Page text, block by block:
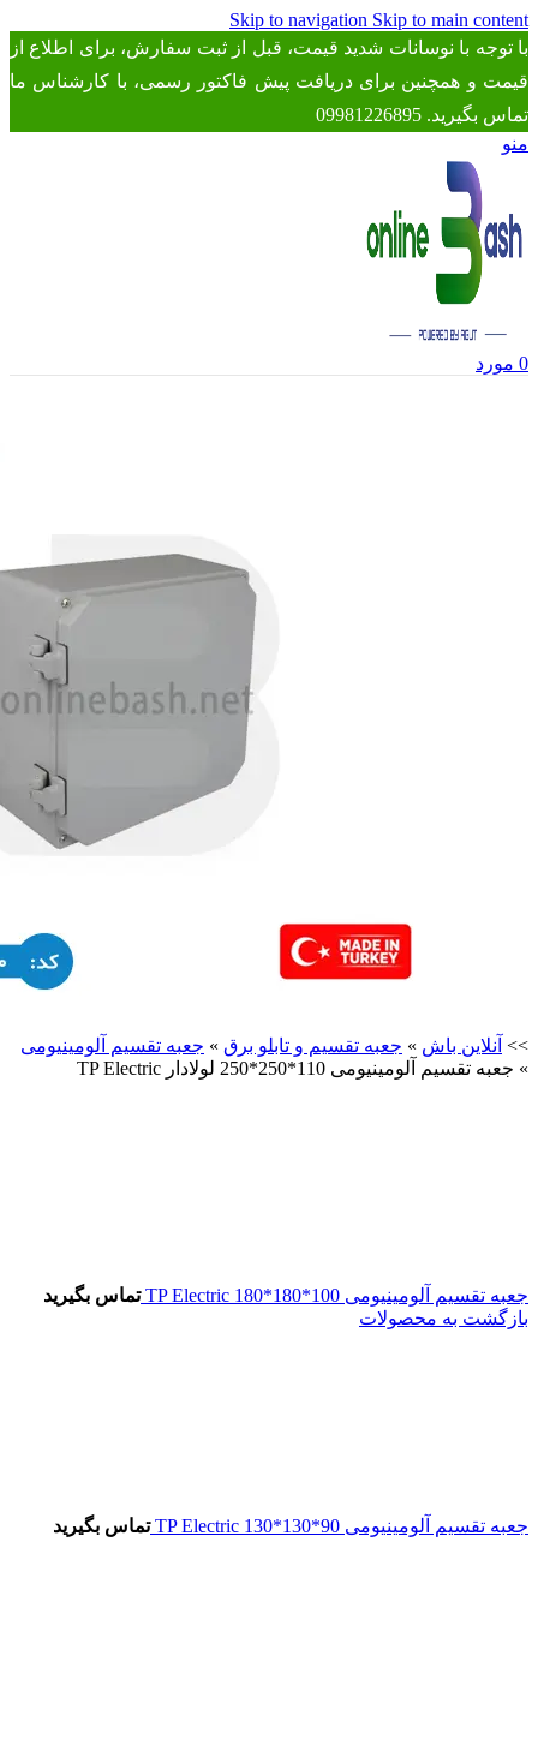
Skip to navigation Skip to main content
با توجه با نوسانات شدید قیمت، قبل از ثبت سفارش، برای اطلاع از
قیمت و همچنین برای دریافت پیش فاکتور رسمی، با کارشناس ما
تماس بگیرید. 09981226895
منو
0 مورد
>> آنلاین باش » جعبه تقسیم و تابلو برق » جعبه تقسیم آلومینیومی
» جعبه تقسیم آلومینیومی 110*250*250 لولادار TP Electric
جعبه تقسیم آلومینیومی 100*180*180 TP Electric
تماس بگیرید
بازگشت به محصولات
جعبه تقسیم آلومینیومی 90*130*130 TP Electric تماس بگیرید